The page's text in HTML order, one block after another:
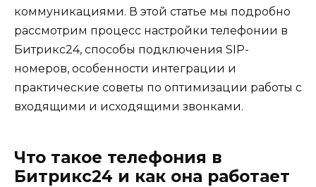
коммуникациями. В этой статье мы подробно
рассмотрим процесс настройки телефонии в
Битрикс24, способы подключения SIP-
номеров, особенности интеграции и
практические советы по оптимизации работы с
входящими и исходящими звонками.
Что такое телефония в
Битрикс24 и как она работает